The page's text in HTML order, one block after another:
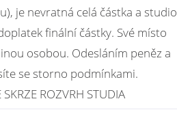
je nevratná celá částka a studio
finální částky. Své místo
osobou. Odesláním peněz a
se storno podmínkami.
ROZVRH STUDIA